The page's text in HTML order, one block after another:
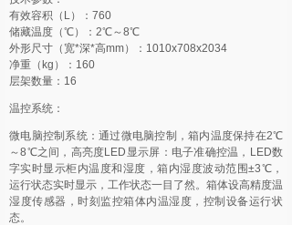
有效容积（L）：760
储藏温度（℃）：2℃～8℃
外形尺寸（宽*深*高mm）：1010x708x2034
净重（kg）：160
层架数量：16
温控系统：
微电脑控制系统：通过微电脑控制，箱内温度保持在2℃
～8℃之间，高亮度LED显示屏：电子准确控温，LED数
字实时显示柜内温度和湿度，箱内湿度波动范围±3℃，
运行状态实时显示，工作状态一目了然。箱体设高精度温
湿度传感器，时刻监控箱体内温湿度，控制设备运行状
态。